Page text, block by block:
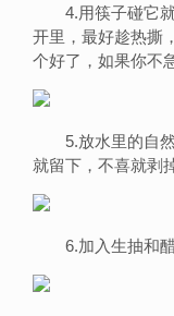
4.用筷子碰它
开里，最好趁热撕
个好了，如果你不
5.放水里的自
就留下，不喜就剥
6.加入生抽和